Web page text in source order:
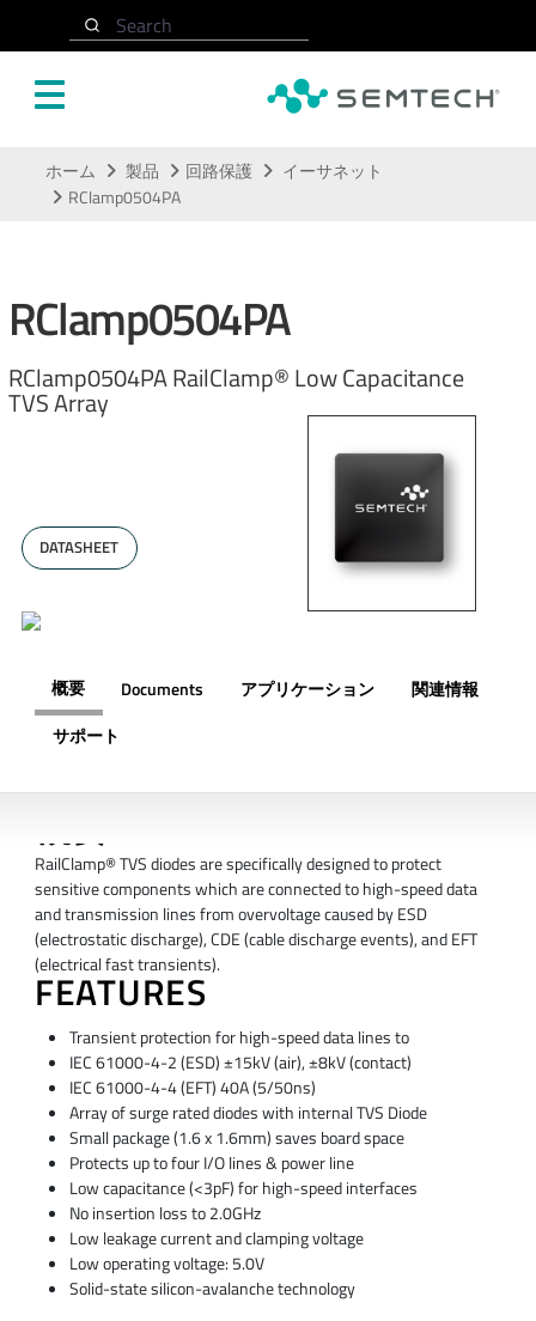
Search
ホーム 製品 回路保護
イーサネット
RClamp0504PA
RClamp0504PA
RClamp0504PA RailClamp® Low Capacitance
TVS Array
DATASHEET
概要 Documents アプリケーション
関連情報
サポート
RailClamp® TVS diodes are specifically designed to protect
sensitive components which are connected to high-speed data
and transmission lines from overvoltage caused by ESD
(electrostatic discharge), CDE (cable discharge events), and EFT
(electrical fast transients).
FEATURES
Transient protection for high-speed data lines to
IEC 61000-4-2 (ESD) ±15kV (air), ±8kV (contact)
IEC 61000-4-4 (EFT) 40A (5/50ns)
Array of surge rated diodes with internal TVS Diode
Small package (1.6 x 1.6mm) saves board space
Protects up to four I/O lines & power line
Low capacitance (<3pF) for high-speed interfaces
No insertion loss to 2.0GHz
Low leakage current and clamping voltage
Low operating voltage: 5.0V
Solid-state silicon-avalanche technology